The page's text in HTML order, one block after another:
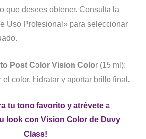
que desees obtener. Consulta la
Uso Profesional» para seleccionar
Post Color Vision Color (15 ml):
el color, hidratar y aportar brillo final .
tu tono favorito y atrévete a
look con Vision Color de Duvy
Class!